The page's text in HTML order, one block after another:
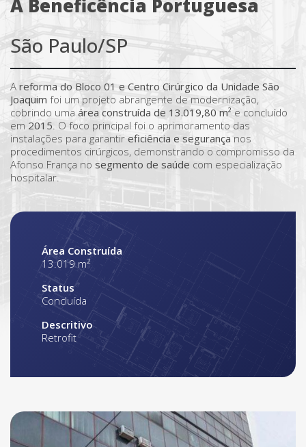
A Beneficência Portuguesa
São Paulo/SP
A reforma do Bloco 01 e Centro Cirúrgico da Unidade São
Joaquim foi um projeto abrangente de modernização,
cobrindo uma área construída de 13.019,80 m² e concluído
em 2015. O foco principal foi o aprimoramento das
instalações para garantir eficiência e segurança nos
procedimentos cirúrgicos, demonstrando o compromisso da
Afonso França no segmento de saúde com especialização
hospitalar.
Área Construída
13.019 m²
Status
Concluída
Descritivo
Retrofit